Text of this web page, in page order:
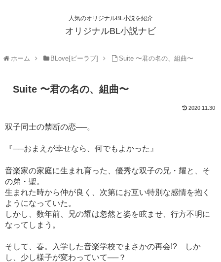
人気のオリジナルBL小説を紹介
オリジナルBL小説ナビ
ホーム BLove[ビーラブ] Suite 〜君の名の、組曲〜
Suite 〜君の名の、組曲〜
2020.11.30
双子同士の禁断の恋──。
『──おまえが幸せなら、何でもよかった』
音楽家の家庭に生まれ育った、優秀な双子の兄・耀と、そ
の弟・聖。
生まれた時から仲が良く、次第にお互い特別な感情を抱く
ようになっていた。
しかし、数年前、兄の耀は忽然と姿を眩ませ、行方不明に
なってしまう。
そして、春。入学した音楽学校でまさかの再会!? しか
し、少し様子が変わっていて──？